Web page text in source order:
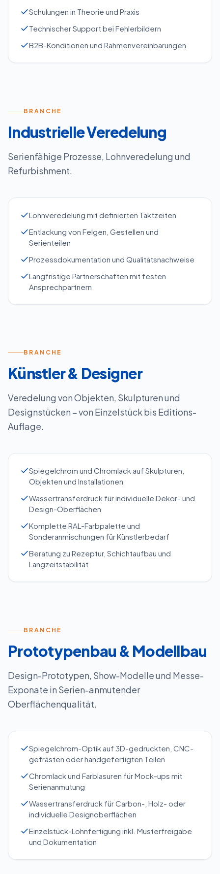
Schulungen in Theorie und Praxis
Technischer Support bei Fehlerbildern
B2B-Konditionen und Rahmenvereinbarungen
BRANCHE
Industrielle Veredelung
Serienfähige Prozesse, Lohnveredelung und
Refurbishment.
Lohnveredelung mit definierten Taktzeiten
Entlackung von Felgen, Gestellen und
Serienteilen
Prozessdokumentation und Qualitätsnachweise
Langfristige Partnerschaften mit festen
Ansprechpartnern
BRANCHE
Künstler & Designer
Veredelung von Objekten, Skulpturen und
Designstücken – von Einzelstück bis Editions-
Auflage.
Spiegelchrom und Chromlack auf Skulpturen,
Objekten und Installationen
Wassertransferdruck für individuelle Dekor- und
Design-Oberflächen
Komplette RAL-Farbpalette und
Sonderanmischungen für Künstlerbedarf
Beratung zu Rezeptur, Schichtaufbau und
Langzeitstabilität
BRANCHE
Prototypenbau & Modellbau
Design-Prototypen, Show-Modelle und Messe-
Exponate in Serien-anmutender
Oberflächenqualität.
Spiegelchrom-Optik auf 3D-gedruckten, CNC-
gefrästen oder handgefertigten Teilen
Chromlack und Farblasuren für Mock-ups mit
Serienanmutung
Wassertransferdruck für Carbon-, Holz- oder
individuelle Designoberflächen
Einzelstück-Lohnfertigung inkl. Musterfreigabe
und Dokumentation